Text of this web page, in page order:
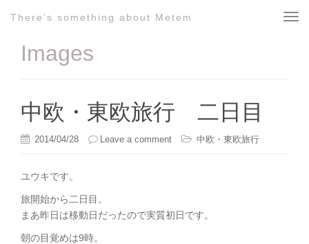
T
There’s something about Metem
Images
中欧・東欧旅行 二日目
2014/04/28 Leave a comment 中欧・東欧旅行
ユウキです。
旅開始から二日目。
まあ昨日は移動日だったので実質初日です。
朝の目覚めは9時。